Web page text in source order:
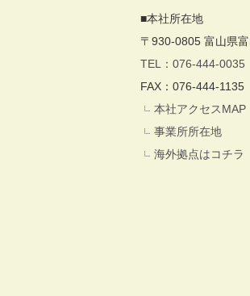
■本社所在地
〒930-0805 富山県
TEL：076-444-0035
FAX：076-444-1135
本社アクセスMAP
事業所所在地
海外拠点はコチラ